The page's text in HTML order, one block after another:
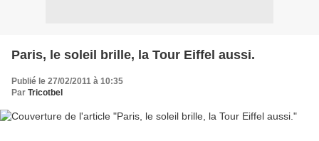
Paris, le soleil brille, la Tour Eiffel aussi.
Publié le 27/02/2011 à 10:35
Par Tricotbel